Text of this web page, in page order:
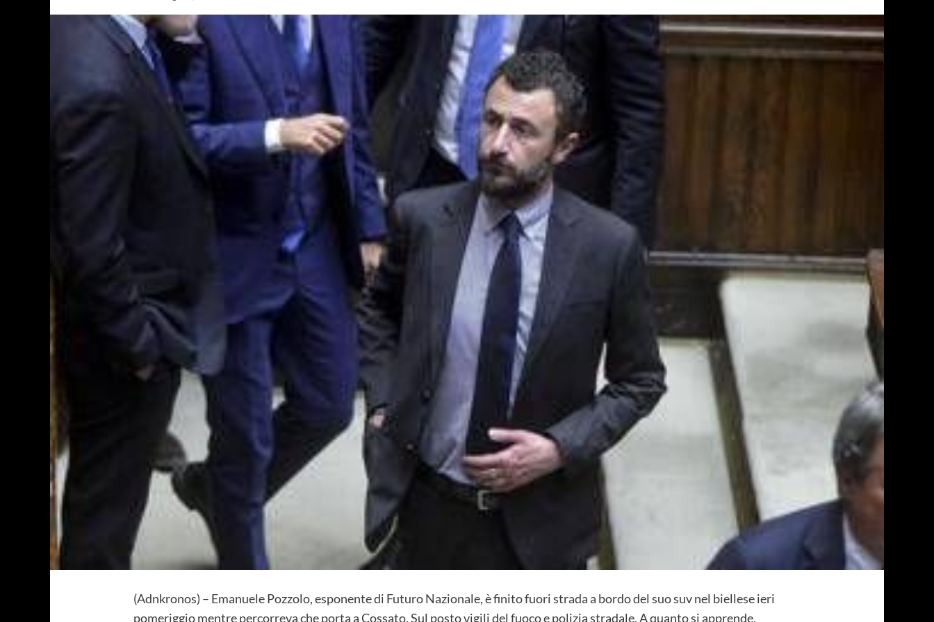
(Adnkronos) – Emanuele Pozzolo, esponente di Futuro Nazionale, è finito fuori strada a bordo del suo suv nel biellese ieri
pomeriggio mentre percorreva che porta a Cossato. Sul posto vigili del fuoco e polizia stradale. A quanto si apprende,